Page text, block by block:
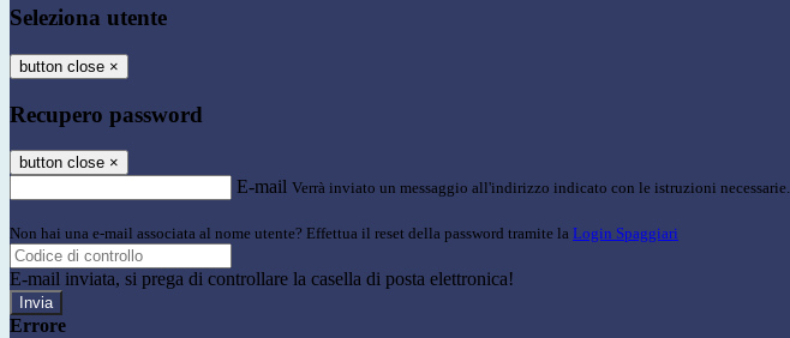
Seleziona utente
button close ×
Recupero password
button close ×
E-mail Verrà inviato un messaggio all'indirizzo indicato con le istruzioni necessarie.
Non hai una e-mail associata al nome utente? Effettua il reset della password tramite la Login Spaggiari
E-mail inviata, si prega di controllare la casella di posta elettronica!
Errore